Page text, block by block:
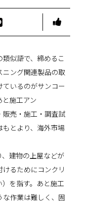
似語で、締めるこ
ニング関連製品の取
いるのがサンコー
施工アン
販売・施工・調査試
とより、海外市場
建物の上屋などが
るためにコンクリ
を指す。あと施工
作業は難しく、固